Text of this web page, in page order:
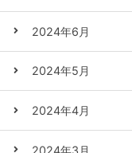
2024年6月
2024年5月
2024年4月
2024年3月